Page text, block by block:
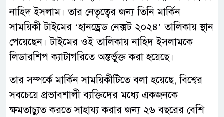
নাহিদ ইসলাম। তার নেতৃত্বের জন্য তিনি মার্কিন
সাময়িকী টাইমের ‘হানড্রেড নেক্সট ২০২৪’ তালিকায় স্থান
পেয়েছেন। টাইমের ওই তালিকায় নাহিদ ইসলামকে
লিডারশিপ ক্যাটাগরিতে অন্তর্ভুক্ত করা হয়েছে।
তার সম্পর্কে মার্কিন সাময়িকীটিতে বলা হয়েছে, বিশ্বের
সবচেয়ে প্রভাবশালী ব্যক্তিদের মধ্যে একজনকে
ক্ষমতাচ্যুত করতে সাহায্য করার জন্য ২৬ বছরের বেশি